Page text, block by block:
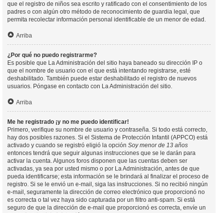
que el registro de niños sea escrito y ratificado con el consentimiento de los
padres o con algún otro método de reconocimiento de guardia legal, que
permita recolectar información personal identificable de un menor de edad.
Arriba
¿Por qué no puedo registrarme?
Es posible que La Administración del sitio haya baneado su dirección IP o
que el nombre de usuario con el que está intentando registrarse, esté
deshabilitado. También puede estar deshabilitado el registro de nuevos
usuarios. Póngase en contacto con La Administración del sitio.
Arriba
Me he registrado ¡y no me puedo identificar!
Primero, verifique su nombre de usuario y contraseña. Si todo está correcto,
hay dos posibles razones. Si el Sistema de Protección Infantil (APPCO) está
activado y cuando se registró eligió la opción Soy menor de 13 años
entonces tendrá que seguir algunas instrucciones que se le darán para
activar la cuenta. Algunos foros disponen que las cuentas deben ser
activadas, ya sea por usted mismo o por La Administración, antes de que
pueda identificarse; esta información se le brindará al finalizar el proceso de
registro. Si se le envió un e-mail, siga las instrucciones. Si no recibió ningún
e-mail, seguramente la dirección de correo electrónico que proporcionó no
es correcta o tal vez haya sido capturada por un filtro anti-spam. Si está
seguro de que la dirección de e-mail que proporcionó es correcta, envíe un